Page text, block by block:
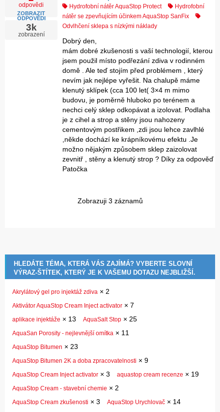
odpovědi
ZOBRAZIT
ODPOVĚDI
3k
zobrazení
Hydrofobní nátěr AquaStop Protect
Hydrofobní
nátěr se zpevňujícím účinkem AquaStop SanFix
Odvlhčení sklepa s nízkými náklady
Dobrý den,
mám dobré zkušenosti s vaší technologií, kterou
jsem použil místo podřezání zdiva v rodinném
domě . Ale teď stojím před problémem , který
nevím jak nejlépe vyřešit. Na chalupě máme
klenutý sklípek (cca 100 let( 3×4 m mimo
budovu, je poměrně hluboko po terénem a
nechci celý sklep odkopávat a izolovat. Podlaha
je z cihel a strop a stěny jsou nahozeny
cementovým postřikem ,zdi jsou lehce zavlhlé
,někde dochází ke krápníkovému efektu .Je
možno nějakým způsobem sklep zaizolovat
zevnitř , stěny a klenutý strop ? Díky za odpověď
Patočka
Zobrazuji 3 záznamů
HLEDÁTE TÉMA, KTERÁ VÁS ZAJÍMÁ? VYBERTE SLOVNÍ
VÝRAZ-ŠTÍTEK, KTERÝ JE K VAŠEMU DOTAZU NEJBLIŽŠÍ.
Akrylátový gel pro injektáž zdiva × 2
Aktivátor AquaStop Cream Inject activator × 7
aplikace injektáže × 13 AquaSalt Stop × 25
AquaSan Porosity - nejlevnější omítka × 11
AquaStop Bitumen × 23
AquaStop Bitumen 2K a doba zpracovatelnosti × 9
AquaStop Cream Inject activator × 3 aquastop cream recenze × 19
AquaStop Cream - stavební chemie × 2
AquaStop Cream zkušenosti × 3 AquaStop Urychlovač × 14